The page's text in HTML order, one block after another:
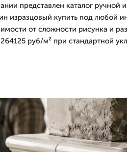
представлен каталог ручной
изразцовый купить под любой
от сложности рисунка и
руб/м² при стандартной